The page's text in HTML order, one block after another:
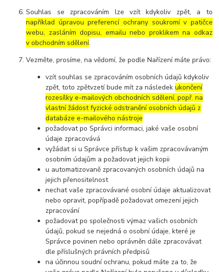
Souhlas se zpracováním lze vzít kdykoliv zpět, a to
například úpravou preferencí ochrany soukromí v patičce
webu, zasláním dopisu, emailu nebo proklikem na odkaz
v obchodním sdělení.
Vezměte, prosíme, na vědomí, že podle Nařízení máte právo:
vzít souhlas se zpracováním osobních údajů kdykoliv
zpět, toto zpětvzetí bude mít za následekukončení
rozesílky e-mailových obchodních sdělení, popř. na
vlastní žádost fyzické odstranění osobních údajů z
databáze e-mailového nástroje
požadovat po Správci informaci, jaké vaše osobní
údaje zpracovává
vyžádat si u Správce přístup k vašim zpracovávaným
osobním údajům a požadovat jejich kopii
u automatizovaně zpracovaných osobních údajů na
jejich přenositelnost
nechat vaše zpracovávané osobní údaje aktualizovat
nebo opravit, popřípadě požadovat omezení jejich
zpracování
požadovat po společnosti výmaz vašich osobních
údajů, pokud se nejedná o osobní údaje, které je
Správce povinen nebo oprávněn dále zpracovávat
dle příslušných právních předpisů
na účinnou soudní ochranu, pokud máte za to, že